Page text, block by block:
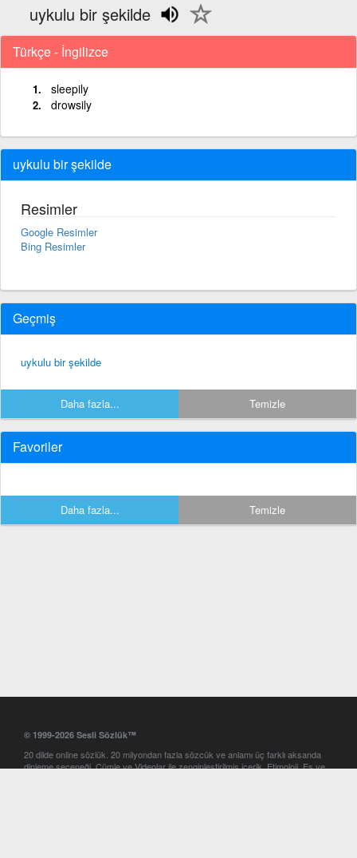
uykulu bir şekilde
Türkçe - İngilizce
sleepily
drowsily
uykulu bir şekilde
Resimler
Google Resimler
Bing Resimler
Geçmiş
uykulu bir şekilde
Daha fazla... Temizle
Favoriler
Daha fazla... Temizle
© 1999-2026 Sesli Sözlük™
20 dilde online sözlük. 20 milyondan fazla sözcük ve anlamı üç farklı aksanda
dinleme seçeneği. Cümle ve Videolar ile zenginleştirilmiş içerik. Etimoloji, Eş ve